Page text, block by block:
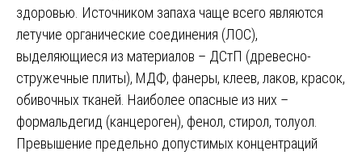
здоровью. Источником запаха чаще всего являются
летучие органические соединения (ЛОС),
выделяющиеся из материалов – ДСтП (древесно-
стружечные плиты), МДФ, фанеры, клеев, лаков, красок,
обивочных тканей. Наиболее опасные из них –
формальдегид (канцероген), фенол, стирол, толуол.
Превышение предельно допустимых концентраций